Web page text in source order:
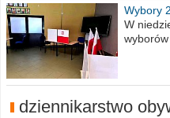
Wybory
procent
W
dziennikarstwo